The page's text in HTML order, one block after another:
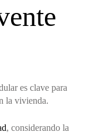
es clave para
la vivienda.
, considerando la